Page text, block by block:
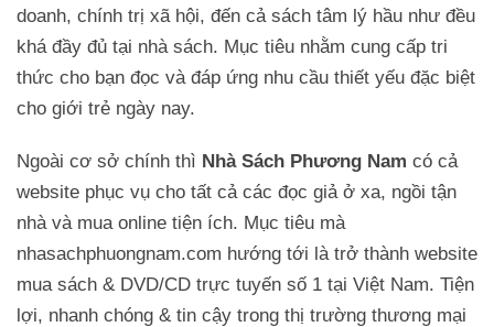
doanh, chính trị xã hội, đến cả sách tâm lý hầu như đều
khá đầy đủ tại nhà sách. Mục tiêu nhằm cung cấp tri
thức cho bạn đọc và đáp ứng nhu cầu thiết yếu đặc biệt
cho giới trẻ ngày nay.
Ngoài cơ sở chính thì Nhà Sách Phương Nam có cả
website phục vụ cho tất cả các đọc giả ở xa, ngồi tận
nhà và mua online tiện ích. Mục tiêu mà
nhasachphuongnam.com hướng tới là trở thành website
mua sách & DVD/CD trực tuyến số 1 tại Việt Nam. Tiện
lợi, nhanh chóng & tin cậy trong thị trường thương mại